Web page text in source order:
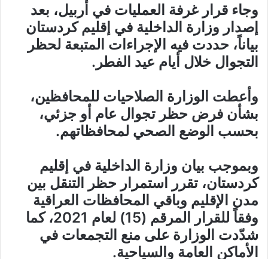
وجاء قرار غرفة العمليات في أربيل، بعد
إصدار وزارة الداخلية في إقليم كردستان
بياناً، حددت فيه الإجراءات المتبعة لحظر
التجوال خلال أيام عيد الفطر.
وأعطت الوزارة الصلاحيات للمحافظين،
بشأن فرض حظر تجوال عام أو جزئي،
بحسب الوضع الصحي لمحافظاتهم.
وبموجب بيان وزارة الداخلية في إقليم
كردستان، تقرر استمرار حظر التنقل بين
مدن الإقليم وباقي المحافظات العراقية
وفقاً للقرار المرقم (15) لعام 2021، كما
شدّدت الوزارة على منع التجمعات في
الأماكن العامة والسياحية.